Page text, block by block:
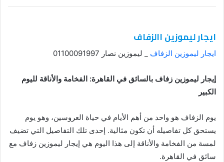
ايجار ليموزين االزفاف
ايجار ليموزين الزفاف _ ليموزين نصار 01100091997
إيجار ليموزين زفاف بالسائق في القاهرة: الفخامة والأناقة لليوم
الكبير
يوم الزفاف هو واحد من أهم الأيام في حياة العروسين، وهو يوم
يستحق كل تفاصيله أن تكون مثالية. إحدى تلك التفاصيل التي تضيف
لمسة من الفخامة والأناقة إلى هذا اليوم هي إيجار ليموزين زفاف مع
سائق في القاهرة.